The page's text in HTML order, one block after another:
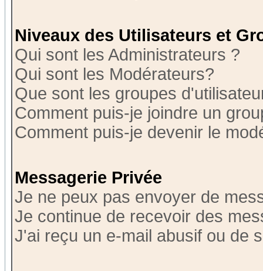
Niveaux des Utilisateurs et
Qui sont les Administrateurs ?
Qui sont les Modérateurs?
Que sont les groupes
Comment puis-je joindre un
Comment puis-je devenir le
Messagerie Privée
Je ne peux pas envoyer de
Je continue de recevoir des
J'ai reçu un e-mail abusif ou de